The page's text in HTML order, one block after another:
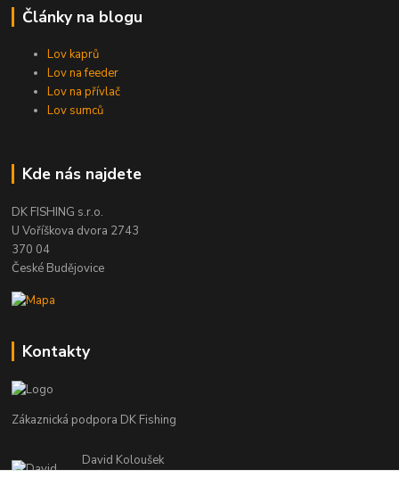
Články na blogu
Lov kaprů
Lov na feeder
Lov na přívlač
Lov sumců
Kde nás najdete
DK FISHING s.r.o.
U Voříškova dvora 2743
370 04
České Budějovice
Kontakty
Zákaznická podpora DK Fishing
David Koloušek